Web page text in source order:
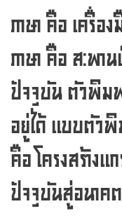
ภาษา คือ เครื่
ภาษา คือ สะพ
ปัจจุบัน ตัวพิม
อยู่ได้ แบบตัว
คือ โครงสร้าง
ปัจจุบันสู่อนาคต